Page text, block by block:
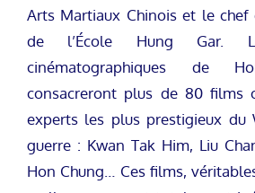
Arts Martiaux Chinois et le
de l’École Hung Gar.
cinématographiques de
consacreront plus de 80 films
experts les plus prestigieux du
guerre : Kwan Tak Him, Liu
Hon Chung… Ces films,